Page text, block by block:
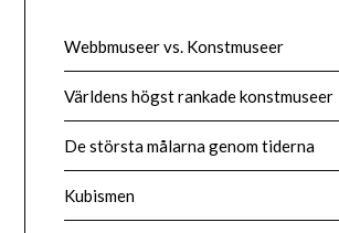
Webbmuseer vs. Konstmuseer
Världens högst rankade konstmuseer
De största målarna genom tiderna
Kubismen